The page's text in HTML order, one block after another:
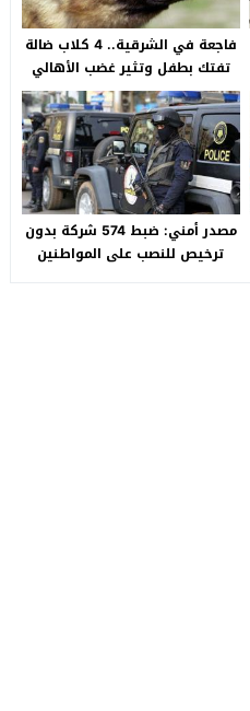
فاجعة في الشرقية.. 4 كلاب ضالة
تفتك بطفل وتثير غضب الأهالي
بالصالحية الجديدة
مصدر أمني: ضبط 574 شركة بدون
ترخيص للنصب على المواطنين